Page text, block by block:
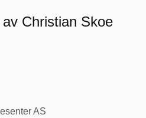
Christian Skoe
AS